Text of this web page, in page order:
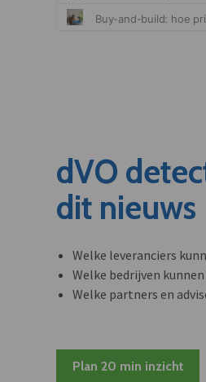
dVO
dit nieuws
Welke leveranciers
Welke bedrijven
Welke partners en
Plan 20 min inzicht